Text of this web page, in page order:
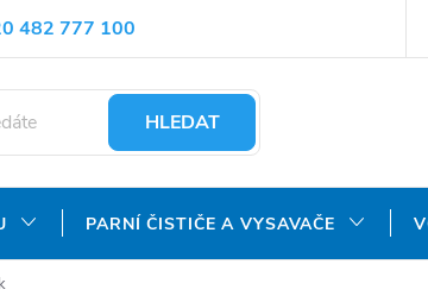
482 777 100
A PLATBA
HLEDAT
PARNÍ ČISTIČE A VYSAVAČE